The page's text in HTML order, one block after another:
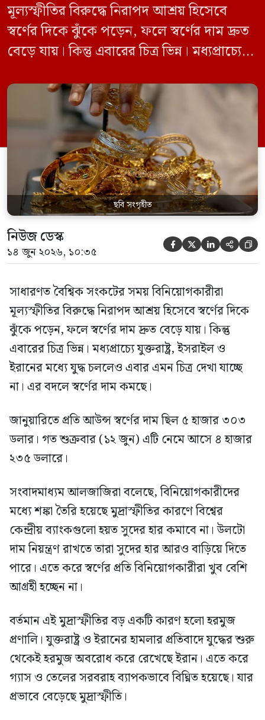
মূল্যস্ফীতির বিরুদ্ধে নিরাপদ আশ্রয় হিসেবে
স্বর্ণের দিকে ঝুঁকে পড়েন, ফলে স্বর্ণের দাম দ্রুত
বেড়ে যায়। কিন্তু এবারের চিত্র ভিন্ন। মধ্যপ্রাচ্যে
এবার এমন চিত্র দেখা যাচ্ছে না। এর বদলে স্বর্ণের
দাম কমছে। জানুয়ারিতে প্রতি আউন্স স্বর্ণের দাম
ছিল ৫ হাজার ৩০৩ ডলার। গত শুক্রবার […]
ছবি সংগৃহীত
নিউজ ডেস্ক
১৪ জুন ২০২৬, ১০:৩৫     
সাধারণত বৈশ্বিক সংকটের সময় বিনিয়োগকারীরা
মূল্যস্ফীতির বিরুদ্ধে নিরাপদ আশ্রয় হিসেবে স্বর্ণের দিকে
ঝুঁকে পড়েন, ফলে স্বর্ণের দাম দ্রুত বেড়ে যায়। কিন্তু
এবারের চিত্র ভিন্ন। মধ্যপ্রাচ্যে যুক্তরাষ্ট্র, ইসরাইল ও
ইরানের মধ্যে যুদ্ধ চললেও এবার এমন চিত্র দেখা যাচ্ছে
না। এর বদলে স্বর্ণের দাম কমছে।
জানুয়ারিতে প্রতি আউন্স স্বর্ণের দাম ছিল ৫ হাজার ৩০৩
ডলার। গত শুক্রবার (১২ জুন) এটি নেমে আসে ৪ হাজার
২৩৫ ডলারে।
সংবাদমাধ্যম আলজাজিরা বলেছে, বিনিয়োগকারীদের
মধ্যে শঙ্কা তৈরি হয়েছে মুদ্রাস্ফীতির কারণে বিশ্বের
কেন্দ্রীয় ব্যাংকগুলো হয়ত সুদের হার কমাবে না। উলটো
দাম নিয়ন্ত্রণ রাখতে তারা সুদের হার আরও বাড়িয়ে দিতে
পারে। এতে করে স্বর্ণের প্রতি বিনিয়োগকারীরা খুব বেশি
আগ্রহী হচ্ছেন না।
বর্তমান এই মুদ্রাস্ফীতির বড় একটি কারণ হলো হরমুজ
প্রণালি। যুক্তরাষ্ট্র ও ইরানের হামলার প্রতিবাদে যুদ্ধের শুরু
থেকেই হরমুজ অবরোধ করে রেখেছে ইরান। এতে করে
গ্যাস ও তেলের সরবরাহ ব্যাপকভাবে বিঘ্নিত হয়েছে। যার
প্রভাবে বেড়েছে মুদ্রাস্ফীতি।